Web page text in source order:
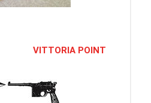
VITTORIA POINT